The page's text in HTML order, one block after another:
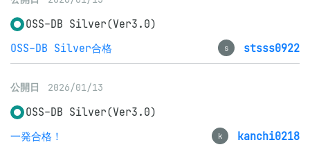
OSS-DB Silver(Ver3.0)
OSS-DB Silver合格
s stsss0922
公開日 2026/01/13
OSS-DB Silver(Ver3.0)
一発合格！
k kanchi0218